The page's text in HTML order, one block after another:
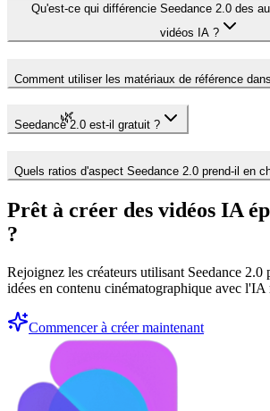
🌿
Qu'est-ce qui différencie Seedance 2.0 des
vidéos IA ?
Comment utiliser les matériaux de référence
Seedance 2.0 est-il gratuit ?
Quels ratios d'aspect Seedance 2.0 prend-il en
Prêt à créer des vidéos IA
?
Rejoignez les créateurs utilisant Seedance 2.0
idées en contenu cinématographique avec
Commencer à créer maintenant